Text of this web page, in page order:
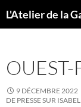
auL'Atelier de la
9 DÉCEMBRE 2022
DE PRESSE SUR